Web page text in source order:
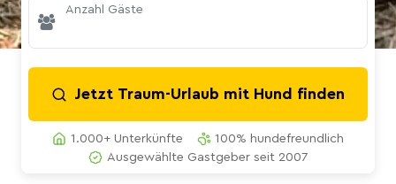
Anzahl Gäste
Jetzt Traum-Urlaub mit Hund finden
1.000+ Unterkünfte
100% hundefreundlich
Ausgewählte Gastgeber seit 2007